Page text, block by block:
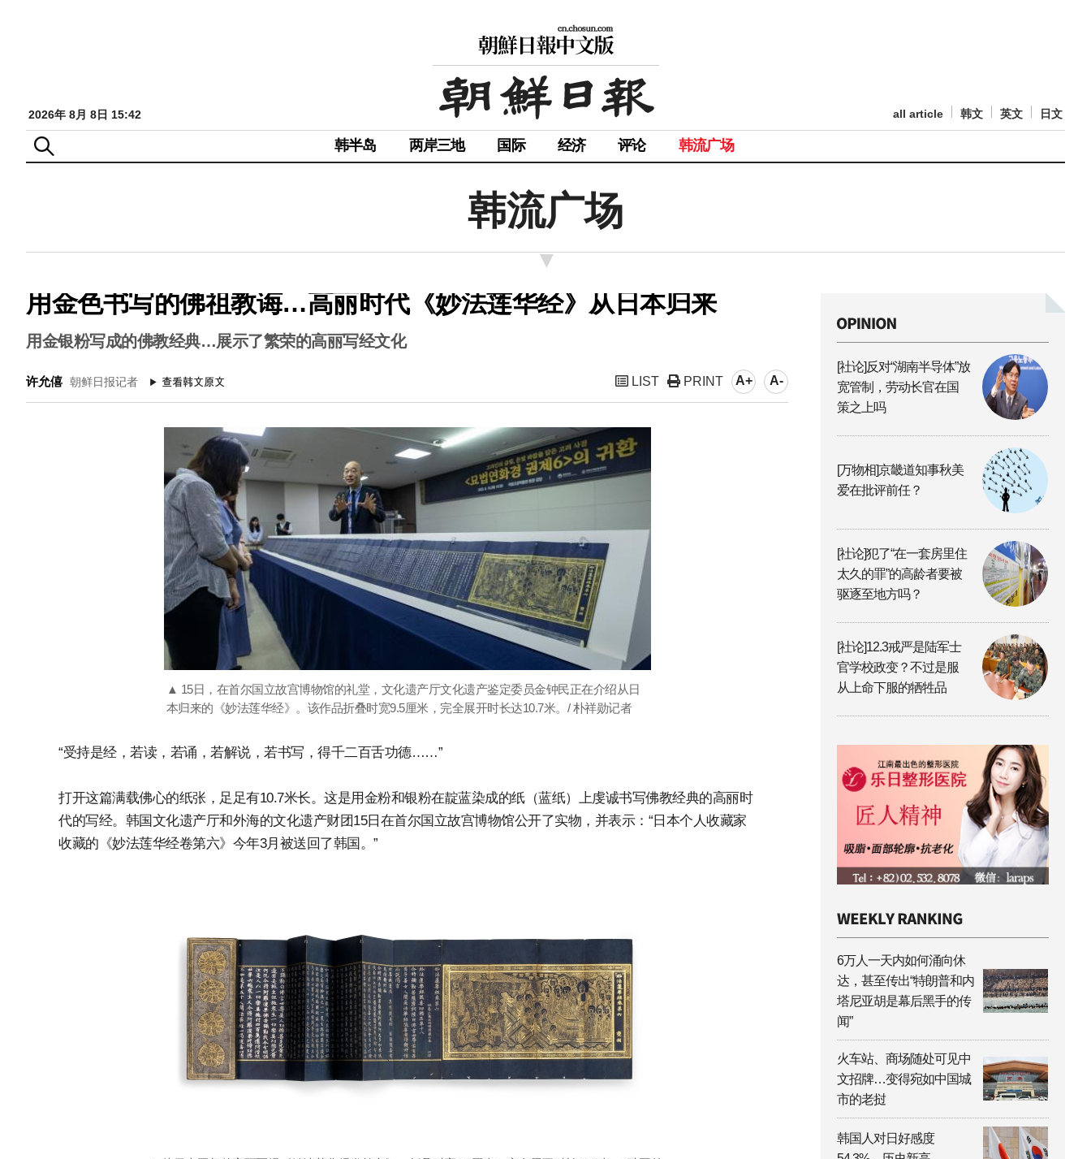
2026年 8月 8日 15:42 all article 韩文 英文 日文
韩半岛 两岸三地 国际 经济 评论 韩流广场
韩流广场
用金色书写的佛祖教诲…高丽时代《妙法莲华经》从日本归来
用金银粉写成的佛教经典…展示了繁荣的高丽写经文化
许允僖 朝鲜日报记者 LIST PRINT A+ A-
▲ 15日，在首尔国立故宫博物馆的礼堂，文化遗产厅文化遗产鉴定委员金钟民正在介绍从日
本归来的《妙法莲华经》。该作品折叠时宽9.5厘米，完全展开时长达10.7米。/ 朴祥勋记者
“受持是经，若读，若诵，若解说，若书写，得千二百舌功德……”
打开这篇满载佛心的纸张，足足有10.7米长。这是用金粉和银粉在靛蓝染成的纸（蓝纸）上虔诚书写佛教经典的高丽时
代的写经。韩国文化遗产厅和外海的文化遗产财团15日在首尔国立故宫博物馆公开了实物，并表示：“日本个人收藏家
收藏的《妙法莲华经卷第六》今年3月被送回了韩国。”
[社论]反对“湖南半导体”放
宽管制，劳动长官在国
策之上吗
[万物相]京畿道知事秋美
爱在批评前任？
[社论]犯了“在一套房里住
太久的罪”的高龄者要被
驱逐至地方吗？
[社论]12.3戒严是陆军士
官学校政变？不过是服
从上命下服的牺牲品
6万人一天内如何涌向休
达，甚至传出“特朗普和内
塔尼亚胡是幕后黑手的传
闻”
火车站、商场随处可见中
文招牌…变得宛如中国城
市的老挝
韩国人对日好感度